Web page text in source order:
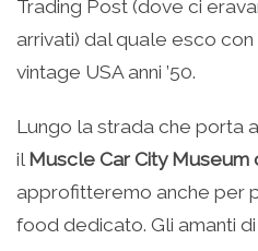
Trading Post (dove ci
arrivati) dal quale esco
vintage USA anni ’50.
Lungo la strada che porta
il Muscle Car City Museum
approfitteremo anche per
food dedicato. Gli amanti